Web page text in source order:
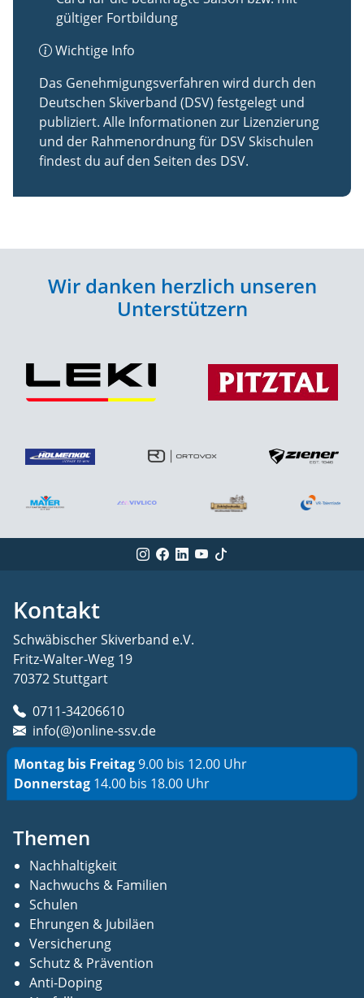
gültiger Fortbildung
Wichtige Info
Das Genehmigungsverfahren wird durch den
Deutschen Skiverband (DSV) festgelegt und
publiziert. Alle Informationen zur Lizenzierung
und der Rahmenordnung für DSV Skischulen
findest du auf den Seiten des DSV.
Wir danken herzlich unseren
Unterstützern
Kontakt
Schwäbischer Skiverband e.V.
Fritz-Walter-Weg 19
70372 Stuttgart
0711-34206610
info(@)online-ssv.de
Montag bis Freitag9.00 bis 12.00 Uhr
Donnerstag 14.00 bis 18.00 Uhr
Themen
Nachhaltigkeit
Nachwuchs & Familien
Schulen
Ehrungen & Jubiläen
Versicherung
Schutz & Prävention
Anti-Doping